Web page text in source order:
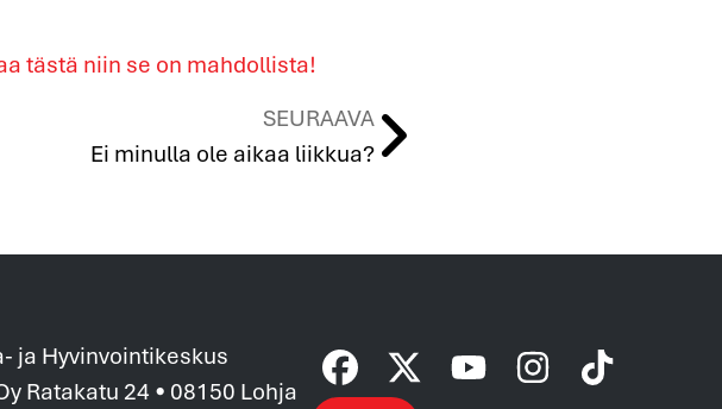
tästä niin se on mahdollista!
SEURAAVA
Ei minulla ole aikaa liikkua?
ja Hyvinvointikeskus
Ratakatu 24 • 08150 Lohja